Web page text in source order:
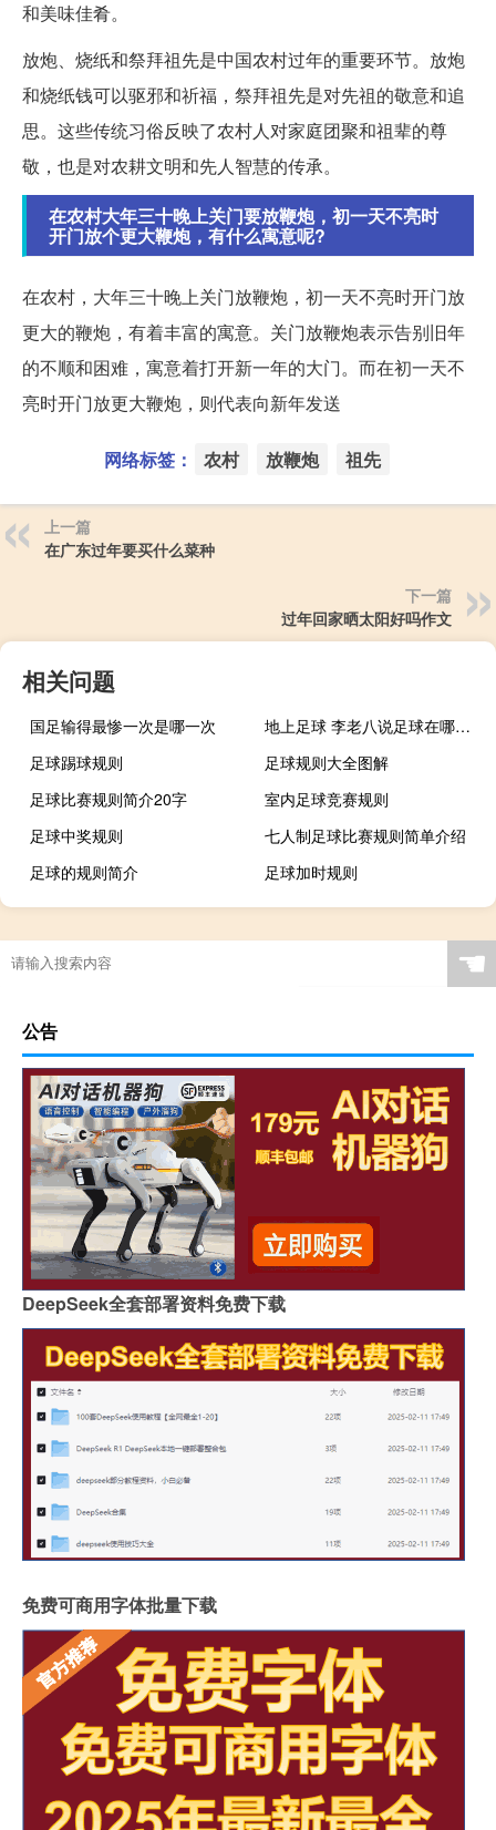
和美味佳肴。
放炮、烧纸和祭拜祖先是中国农村过年的重要环节。放炮
和烧纸钱可以驱邪和祈福，祭拜祖先是对先祖的敬意和追
思。这些传统习俗反映了农村人对家庭团聚和祖辈的尊
敬，也是对农耕文明和先人智慧的传承。
在农村大年三十晚上关门要放鞭炮，初一天不亮时
开门放个更大鞭炮，有什么寓意呢?
在农村，大年三十晚上关门放鞭炮，初一天不亮时开门放
更大的鞭炮，有着丰富的寓意。关门放鞭炮表示告别旧年
的不顺和困难，寓意着打开新一年的大门。而在初一天不
亮时开门放更大鞭炮，则代表向新年发送
网络标签： 农村 放鞭炮 祖先
上一篇
在广东过年要买什么菜种
下一篇
过年回家晒太阳好吗作文
相关问题
国足输得最惨一次是哪一次
地上足球 李老八说足球在哪看什么梗
足球踢球规则
足球规则大全图解
足球比赛规则简介20字
室内足球竞赛规则
足球中奖规则
七人制足球比赛规则简单介绍
足球的规则简介
足球加时规则
踢足球的比赛规则
五人制足球 规则
最新足球规则
足球小场规则
足球规则详解
报考在职专业硕士需要准备体检报告吗
参加足球比赛
全画幅是什么（全画幅是什么意思）
荷兰足球三剑客
“须知宇宙何曾隐”的出处是哪里
足球 战术板
足球比赛裁判吹哨规则
坚守2攻略
☚
公告
DeepSeek全套部署资料免费下载
免费可商用字体批量下载